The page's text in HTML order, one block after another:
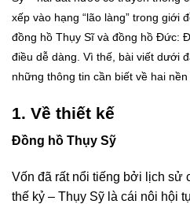
xếp vào hạng “lão làng” trong giới
đồng hồ Thụy Sĩ và đồng hồ Đức:
điều dễ dàng. Vì thế, bài viết dưới
những thông tin cần biết về hai
1. Về thiết kế
Đồng hồ Thụy Sỹ
Vốn đã rất nổi tiếng bởi lịch sử
thế kỷ – Thụy Sỹ là cái nôi hội